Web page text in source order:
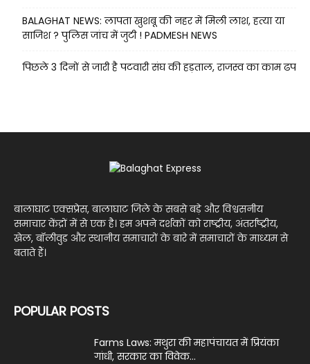
BALAGHAT NEWS: लापता खुशबू की नहर में मिली लाश, हत्या या
साजिश ? पुलिस जांच में जुटी ! PADMESH NEWS
पिछले 3 दिनों से जारी है पटवारी संघ की हड़ताल, राजस्व का काम ढप
बालाघाट एक्सप्रेस, बालाघाट जिले के सबसे बड़े और विश्वसनीय
समाचार केंद्रों में से एक है। हम अपने दर्शकों को राष्ट्रीय, अंतर्राष्ट्रीय,
खेल, बॉलीवुड और स्थानीय समाचारों के बारे में समाचारों के माध्यम से
बताते हैं।
POPULAR POSTS
Farms Laws: मथुरा की महापंचायत में प्रियंका
गांधी, सरकार का विवेक...